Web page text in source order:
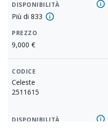
PREZZO
9,000 €
DISPONIBILITÀ
Più di 833
CODICE
Celeste
2511615
DISPONIBILITÀ